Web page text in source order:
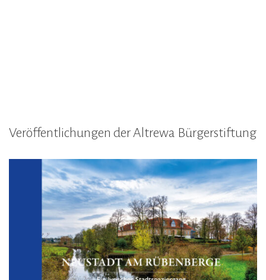
Veröffentlichungen der Altrewa Bürgerstiftung